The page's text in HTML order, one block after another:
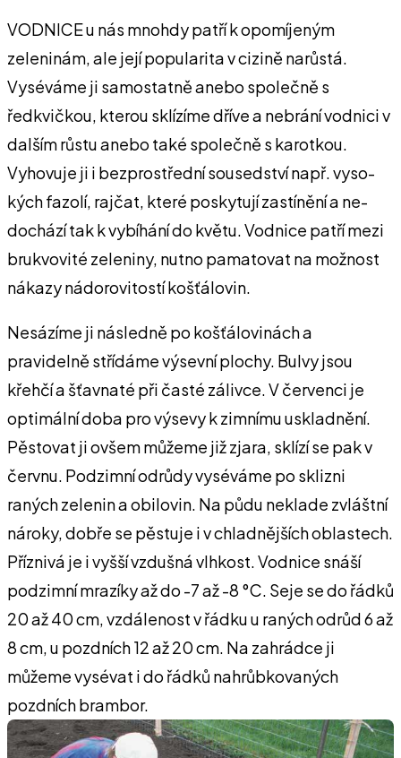
VODNICE u nás mnoh­dy patří k opomíjeným
zeleninám, ale její po­pularita v cizině na­růstá.
Vyséváme ji sa­mostatně anebo spo­lečně s
ředkvičkou, kte­rou sklízíme dříve a ne­brání vodnici v
dalším růstu anebo také spo­lečně s karotkou.
Vyho­vuje ji i bezprostřední sousedství např. vyso­
kých fazolí, rajčat, které poskytují zastínění a ne­
dochází tak k vybíhání do květu. Vodnice patří mezi
brukvovité zeleni­ny, nutno pamatovat na možnost
nákazy ná­dorovitostí košťálovin.
Nesázíme ji následně po košťálovinách a
pravidelně střídáme výsevní plochy. Bulvy jsou
křehčí a šťavnaté při časté zálivce. V červenci je
optimální doba pro výsevy k zimnímu uskladně­ní.
Pěstovat ji ovšem můžeme již zjara, sklízí se pak v
červnu. Podzimní odrůdy vyséváme po sklizni
raných zelenin a obilo­vin. Na půdu neklade zvláštní
nároky, dobře se pěstuje i v chladnějších oblastech.
Příznivá je i vyšší vzdušná vlhkost. Vodnice snáší
podzimní mrazíky až do -7 až -8 °C. Seje se do řádků
20 až 40 cm, vzdálenost v řádku u raných odrůd 6 až
8 cm, u pozdních 12 až 20 cm. Na za­hrádce ji
můžeme vysévat i do řádků na­hrůbkovaných
pozdních brambor.